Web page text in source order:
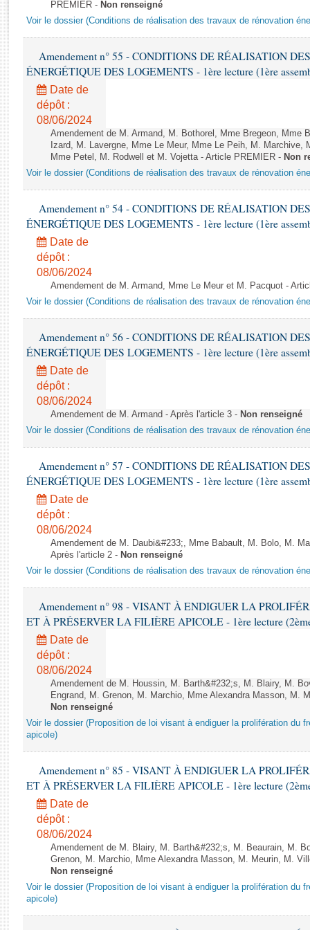
Rapports d'enquête
Rapports législatifs
Rapports sur l'application des lois
Baromètre de l’application des lois
Dossiers législatifs
Budget et sécurité sociale
Questions écrites et orales
Comptes rendus des débats
PREMIER - Non renseigné
Voir le dossier (Conditions de réalisation des travaux de rénovation
Amendement n° 55 - CONDITIONS DE RÉALISATION
ÉNERGÉTIQUE DES LOGEMENTS - 1ère lecture (1ère
Date de
dépôt :
08/06/2024
Amendement de M. Armand, M. Bothorel, Mme Bregeon, Mme
Izard, M. Lavergne, Mme Le Meur, Mme Le Peih, M. Marchive,
Mme Petel, M. Rodwell et M. Vojetta - Article PREMIER - Non
Voir le dossier (Conditions de réalisation des travaux de rénovation
Amendement n° 54 - CONDITIONS DE RÉALISATION
ÉNERGÉTIQUE DES LOGEMENTS - 1ère lecture (1ère
Date de
dépôt :
08/06/2024
Amendement de M. Armand, Mme Le Meur et M. Pacquot -
Voir le dossier (Conditions de réalisation des travaux de rénovation
Amendement n° 56 - CONDITIONS DE RÉALISATION
ÉNERGÉTIQUE DES LOGEMENTS - 1ère lecture (1ère
Date de
dépôt :
08/06/2024
Amendement de M. Armand - Après l'article 3 - Non renseigné
Voir le dossier (Conditions de réalisation des travaux de rénovation
Amendement n° 57 - CONDITIONS DE RÉALISATION
ÉNERGÉTIQUE DES LOGEMENTS - 1ère lecture (1ère
Date de
dépôt :
08/06/2024
Amendement de M. Daubi&#233;, Mme Babault, M. Bolo, M.
Après l'article 2 - Non renseigné
Voir le dossier (Conditions de réalisation des travaux de rénovation
Amendement n° 98 - VISANT À ENDIGUER LA
ET À PRÉSERVER LA FILIÈRE APICOLE - 1ère lecture
Date de
dépôt :
08/06/2024
Amendement de M. Houssin, M. Barth&#232;s, M. Blairy, M.
Engrand, M. Grenon, M. Marchio, Mme Alexandra Masson, M.
Non renseigné
Voir le dossier (Proposition de loi visant à endiguer la prolifération du
apicole)
Amendement n° 85 - VISANT À ENDIGUER LA
ET À PRÉSERVER LA FILIÈRE APICOLE - 1ère lecture
Date de
dépôt :
08/06/2024
Amendement de M. Blairy, M. Barth&#232;s, M. Beaurain, M.
Grenon, M. Marchio, Mme Alexandra Masson, M. Meurin, M.
Non renseigné
Voir le dossier (Proposition de loi visant à endiguer la prolifération du
apicole)